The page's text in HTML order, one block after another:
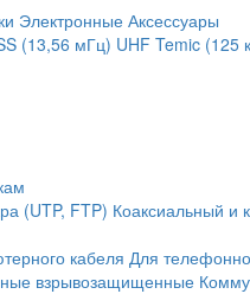
Электронные Аксессуары
(13,56 мГц) UHF Temic (125
(UTP, FTP) Коаксиальный и
кабеля Для
взрывозащищенные